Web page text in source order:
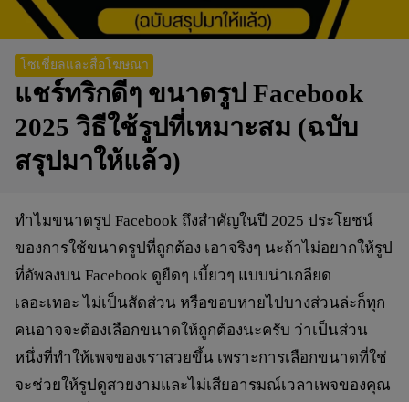
โซเชี่ยลและสื่อโฆษณา
แชร์ทริกดีๆ ขนาดรูป Facebook
2025 วิธีใช้รูปที่เหมาะสม (ฉบับ
สรุปมาให้แล้ว)
ทำไมขนาดรูป Facebook ถึงสำคัญในปี 2025 ประโยชน์
ของการใช้ขนาดรูปที่ถูกต้อง เอาจริงๆ นะถ้าไม่อยากให้รูป
ที่อัพลงบน Facebook ดูยืดๆ เบี้ยวๆ แบบน่าเกลียด
เลอะเทอะ ไม่เป็นสัดส่วน หรือขอบหายไปบางส่วนล่ะก็ทุก
คนอาจจะต้องเลือกขนาดให้ถูกต้องนะครับ ว่าเป็นส่วน
หนึ่งที่ทำให้เพจของเราสวยขึ้น เพราะการเลือกขนาดที่ใช่
จะช่วยให้รูปดูสวยงามและไม่เสียอารมณ์เวลาเพจของคุณ